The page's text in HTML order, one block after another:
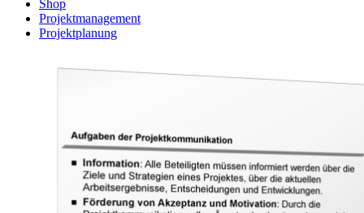
Shop
Projektmanagement
Projektplanung